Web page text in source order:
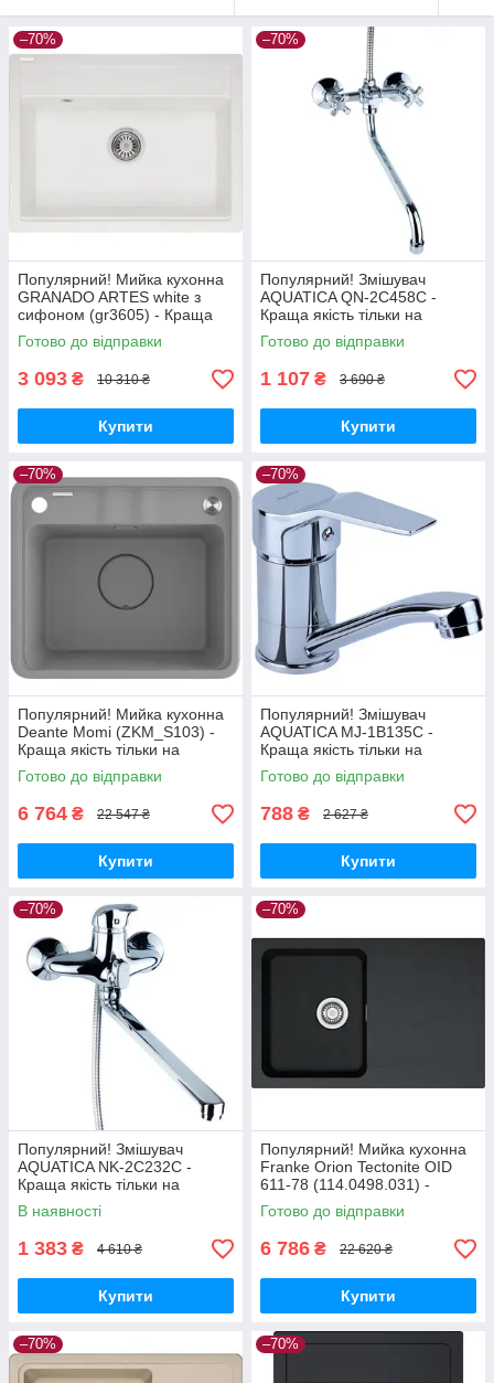
–70%
Популярний! Мийка кухонна
GRANADO ARTES white з
сифоном (gr3605) - Краща
якість тільки на
Nukleon.com.ua
Готово до відправки
3 093 ₴ 10 310 ₴
Купити
–70%
Популярний! Змішувач
AQUATICA QN-2C458C -
Краща якість тільки на
Nukleon.com.ua
Готово до відправки
1 107 ₴ 3 690 ₴
Купити
–70%
Популярний! Мийка кухонна
Deante Momi (ZKM_S103) -
Краща якість тільки на
Nukleon.com.ua
Готово до відправки
6 764 ₴ 22 547 ₴
Купити
–70%
Популярний! Змішувач
AQUATICA MJ-1B135C -
Краща якість тільки на
Nukleon.com.ua
Готово до відправки
788 ₴ 2 627 ₴
Купити
–70%
Популярний! Змішувач
AQUATICA NK-2C232C -
Краща якість тільки на
Nukleon.com.ua
В наявності
1 383 ₴ 4 610 ₴
Купити
–70%
Популярний! Мийка кухонна
Franke Orion Tectonite OID
611-78 (114.0498.031) -
Краща якість тільки на
Nukleon.com.ua
Готово до відправки
6 786 ₴ 22 620 ₴
Купити
–70% –70%